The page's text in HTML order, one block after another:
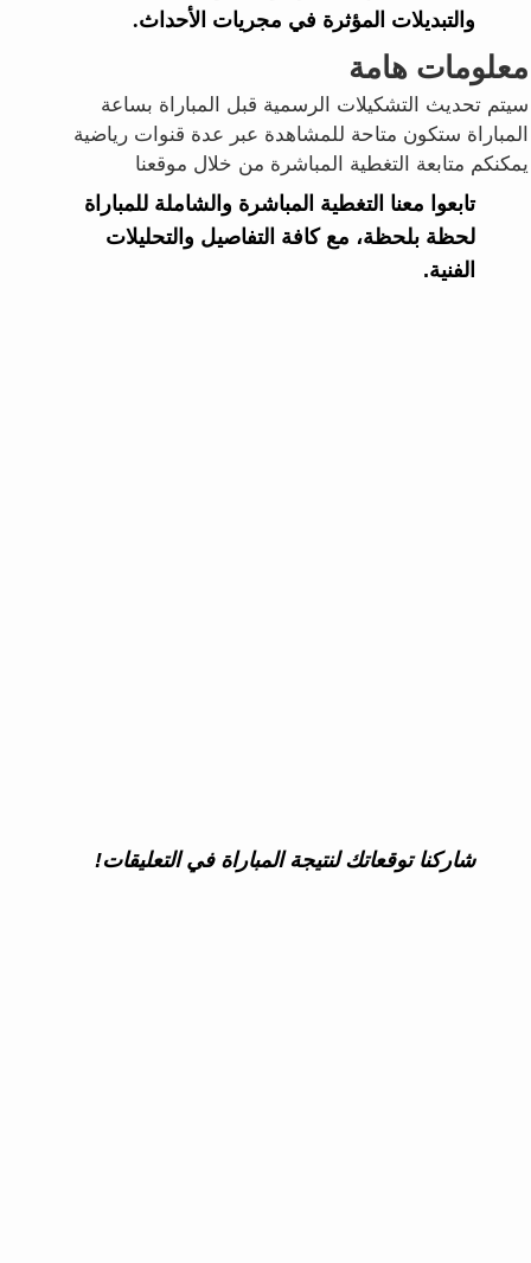
والتبديلات المؤثرة في مجريات الأحداث.
معلومات هامة
سيتم تحديث التشكيلات الرسمية قبل المباراة بساعة
المباراة ستكون متاحة للمشاهدة عبر عدة قنوات رياضية
يمكنكم متابعة التغطية المباشرة من خلال موقعنا
تابعوا معنا التغطية المباشرة والشاملة للمباراة
لحظة بلحظة، مع كافة التفاصيل والتحليلات
الفنية.
شاركنا توقعاتك لنتيجة المباراة في التعليقات!